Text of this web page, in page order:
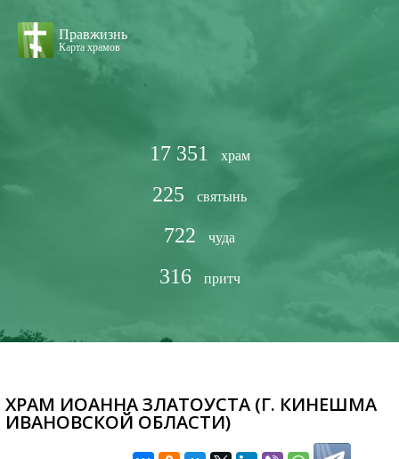
Правжизнь
Карта храмов
17 351 храм
225 святынь
722 чуда
316 притч
ХРАМ ИОАННА ЗЛАТОУСТА (Г. КИНЕШМА
ИВАНОВСКОЙ ОБЛАСТИ)